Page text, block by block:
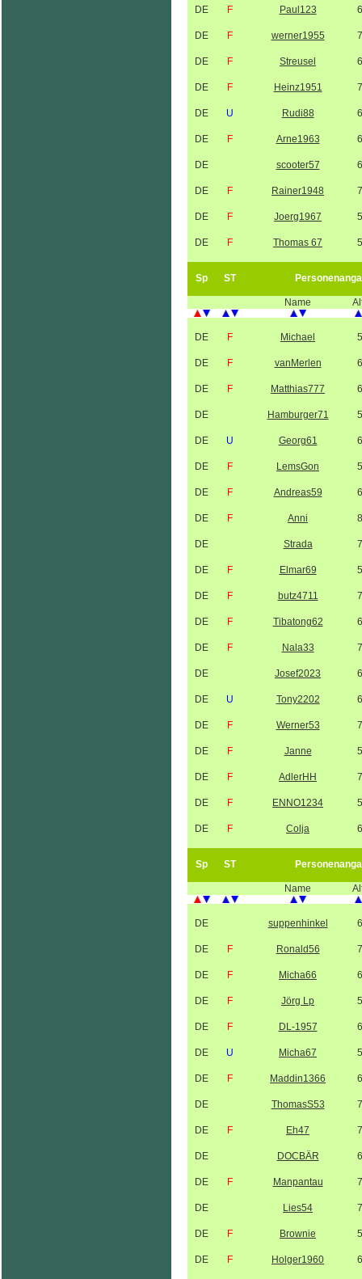
DE F Paul123
DE F werner1955
DE F Streusel
DE F Heinz1951
DE U Rudi88
DE F Arne1963
DE scooter57
DE F Rainer1948
DE F Joerg1967
DE F Thomas 67
Sp ST
Name
DE F Michael
DE F vanMerlen
DE F Matthias777
DE Hamburger71
DE U Georg61
DE F LemsGon
DE F Andreas59
DE F Anni
DE Strada
DE F Elmar69
DE F butz4711
DE F Tibatong62
DE F Nala33
DE Josef2023
DE U Tony2202
DE F Werner53
DE F Janne
DE F AdlerHH
DE F ENNO1234
DE F Colja
Sp ST
Name
DE suppenhinkel
DE F Ronald56
DE F Micha66
DE F Jörg Lp
DE F DL-1957
DE U Micha67
DE F Maddin1366
DE ThomasS53
DE F Eh47
DE DOCBÄR
DE F Manpantau
DE Lies54
DE F Brownie
DE F Holger1960